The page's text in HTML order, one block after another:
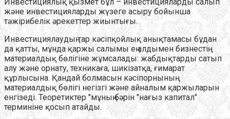
және инвестицияларды жүзеге асыру бойынша
тәжірибелік әрекеттер жиынтығы.
Инвестициялаудың тар кәсіпқойлық анықтамасы бұдан
да қатты, мұнда қаржы салымы ең алдымен бизнестің
материалдық бөлігіне жұмсалады: жабдықтарды сатып
алу және орнату, техникаға, шикізатқа, ғимарат
құрлысына. Қандай болмасын кәсіпорнының
материалдық бөлігі негізгі және айналым қаржыларын
енгізеді. Теоретиктер "мұның бәрін "нағыз капитал"
терминіне қосып атайды.